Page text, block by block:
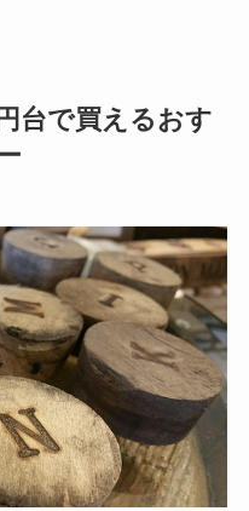
台で買えるおす